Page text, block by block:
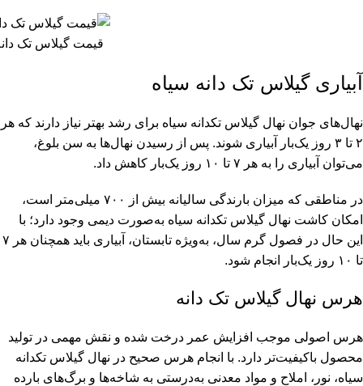
قیمت گیلاس تک
آبیاری گیلاس تک دانه سیاه
نهال‌های جوان نهال گیلاس تکدانه سیاه برای رشد بهتر نیاز دارند که هر
۲ تا ۳ روز یک‌بار آبیاری شوند. پس از رسیدن نهال‌ها به سن بلوغ،
می‌توان آبیاری را به هر ۷ تا ۱۰ روز یک‌بار کاهش داد.
در مناطقی که میزان بارندگی سالیانه بیش از ۷۰۰ میلی‌متر است،
امکان کاشت نهال گیلاس تکدانه سیاه به‌صورت دیمی وجود دارد؛ با
این حال در فصول گرم سال، به‌ویژه تابستان، آبیاری باید همچنان هر ۷
تا ۱۰ روز یک‌بار انجام شود.
هرس نهال گیلاس تک دانه
هرس اصولی موجب افزایش عمر درخت شده و نقش مهمی در تولید
محصول باکیفیت‌تر دارد. با انجام هرس صحیح در نهال گیلاس تکدانه
سیاه، نور، املاح و مواد معدنی به‌درستی به شاخه‌ها و برگ‌های بارده